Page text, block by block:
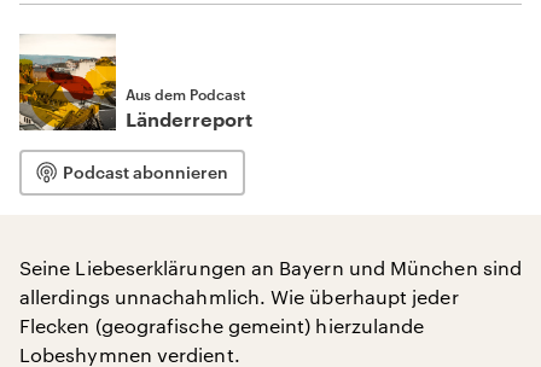
Aus dem Podcast
Länderreport
Podcast abonnieren
Seine Liebeserklärungen an Bayern und München sind
allerdings unnachahmlich. Wie überhaupt jeder
Flecken (geografische gemeint) hierzulande
Lobeshymnen verdient.